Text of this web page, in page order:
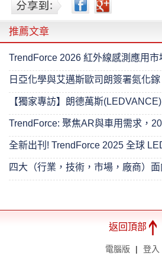
推薦文章
返回頂部
電腦版 | 登入